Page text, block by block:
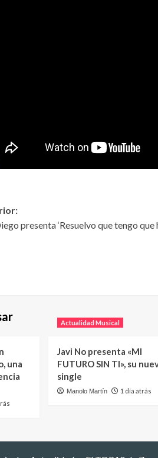
presenta ‘Resuelvo que tengo que
una
Actualidad Musical
Javi No presenta «MI
FUTURO SIN TI», su
single
Manolo Martín 1 día atrás